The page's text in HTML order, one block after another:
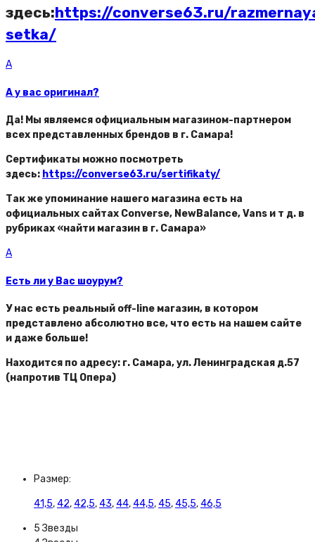
здесь:https://converse63.ru/
setka/
A
А у вас оригинал?
Да! Мы являемся официальным магазином-партнером
всех представленных брендов в г. Самара!
Сертификаты можно посмотреть
здесь: https://converse63.ru/sertifikaty/
Так же упоминание нашего магазина есть на
официальных сайтах Converse, NewBalance, Vans и т д. в
рубриках «найти магазин в г. Самара»
A
Есть ли у Вас шоурум?
У нас есть реальный off-line магазин, в котором
представлено абсолютно все, что есть на нашем сайте
и даже больше!
Находится по адресу: г. Самара, ул. Ленинградская д.57
(напротив ТЦ Опера)
Размер:
41,5,42,42,5,43,44,44,5,45,45,5,46,5
5 Звезды